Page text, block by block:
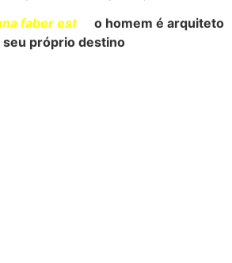
faber est
o homem é arquiteto
seu próprio destino